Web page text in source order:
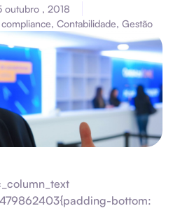
outubro , 2018
compliance, Contabilidade, Gestão
bottom: